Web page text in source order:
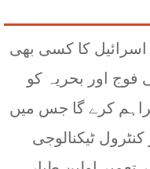
طے پاگیا جو اسرائیل کا کسی بھی
اور بحریہ کو
کرے گا جس میں
ٹیکنالوجی